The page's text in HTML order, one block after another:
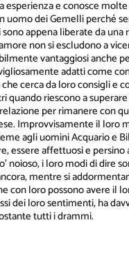
esperienza e conosce
uomo dei Gemelli perché
appena liberate da
non si escludono a
vantaggiosi anche
adatti come
cerca da loro consigli e
quando riescono a
per rimanere con
Improvvisamente il loro
agli uomini Acquario e
essere affettuosi e
noioso, i loro modi di dire
mentre si
con loro possono avere il
dei loro sentimenti, ha
tutti i drammi.